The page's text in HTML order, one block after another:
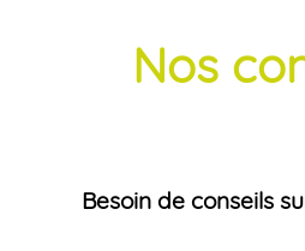
Nos
Besoin de conseils